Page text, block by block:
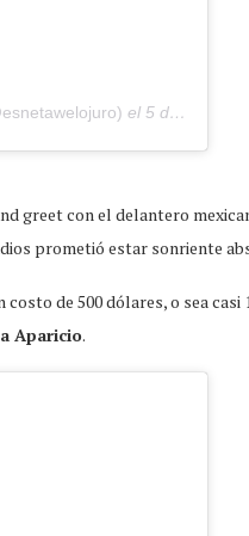
el 5 de Feb de 2020 a las 9:42 PST
greet con el delantero
prometió estar sonriente
de 500 dólares, o sea casi
Aparicio.